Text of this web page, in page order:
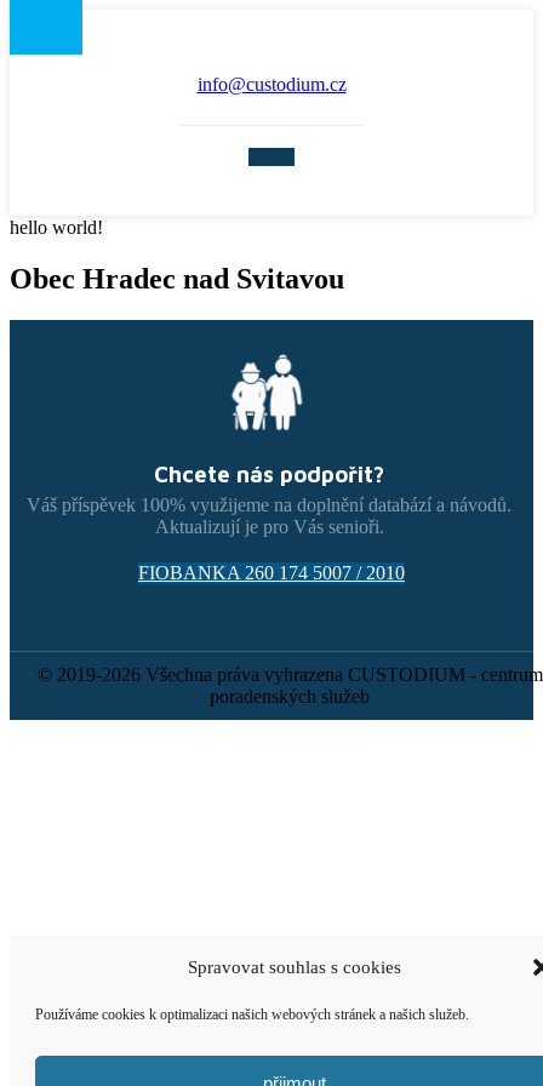
Spravovat souhlas s cookies
Používáme cookies k optimalizaci našich webových stránek a našich služeb.
info@custodium.cz
hello world!
Obec Hradec nad Svitavou
Chcete nás podpořit?
Váš příspěvek 100% využijeme na doplnění databází a návodů.
Aktualizují je pro Vás senioři.
FIOBANKA 260 174 5007 / 2010
© 2019-2026 Všechna práva vyhrazena CUSTODIUM - centrum
poradenských služeb